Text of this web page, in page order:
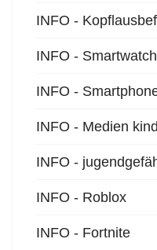
INFO -
INFO -
INFO -
INFO - Medien
INFO -
INFO - Roblox
INFO - Fortnite